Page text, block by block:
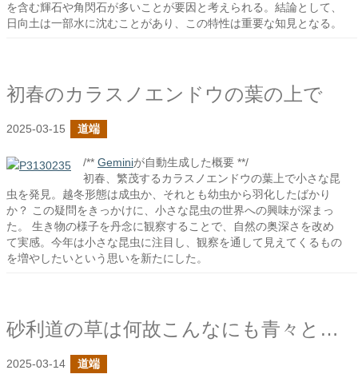
を含む輝石や角閃石が多いことが要因と考えられる。結論として、
日向土は一部水に沈むことがあり、この特性は重要な知見となる。
初春のカラスノエンドウの葉の上で
2025-03-15 道端
/** Geminiが自動生成した概要 **/
初春、繁茂するカラスノエンドウの葉上で小さな昆
虫を発見。越冬形態は成虫か、それとも幼虫から羽化したばかり
か？ この疑問をきっかけに、小さな昆虫の世界への興味が深まっ
た。 生き物の様子を丹念に観察することで、自然の奥深さを改め
て実感。今年は小さな昆虫に注目し、観察を通して見えてくるもの
を増やしたいという思いを新たにした。
砂利道の草は何故こんなにも青々としているのだろうか
2025-03-14 道端